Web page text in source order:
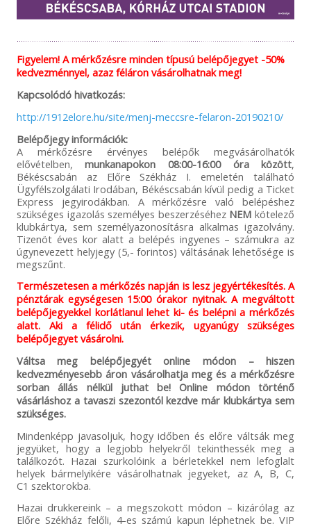
Figyelem! A mérkőzésre minden típusú belépőjegyet -50%
kedvezménnyel, azaz féláron vásárolhatnak meg!
Kapcsolódó hivatkozás:
http://1912elore.hu/site/menj-meccsre-felaron-20190210/
Belépőjegy információk:
A mérkőzésre érvényes belépők megvásárolhatók
elővételben,munkanapokon 08:00-16:00 óra között,
Békéscsabán az Előre Székház I. emeletén található
Ügyfélszolgálati Irodában, Békéscsabán kívül pedig a Ticket
Express jegyirodákban. A mérkőzésre való belépéshez
szükséges igazolás személyes beszerzéséhez NEMkötelező
klubkártya, sem személyazonosításra alkalmas igazolvány.
Tizenöt éves kor alatt a belépés ingyenes – számukra az
úgynevezett helyjegy (5,- forintos) váltásának lehetősége is
megszűnt.
Természetesen a mérkőzés napján is lesz jegyértékesítés. A
pénztárak egységesen 15:00 órakor nyitnak. A megváltott
belépőjegyekkel korlátlanul lehet ki- és belépni a mérkőzés
alatt. Aki a félidő után érkezik, ugyanúgy szükséges
belépőjegyet vásárolni.
Váltsa meg belépőjegyét online módon – hiszen
kedvezményesebb áron vásárolhatja meg és a mérkőzésre
sorban állás nélkül juthat be! Online módon történő
vásárláshoz a tavaszi szezontól kezdve már klubkártya sem
szükséges.
Mindenképp javasoljuk, hogy időben és előre váltsák meg
jegyüket, hogy a legjobb helyekről tekinthessék meg a
találkozót. Hazai szurkolóink a bérletekkel nem lefoglalt
helyek bármelyikére vásárolhatnak jegyeket, az A, B, C,
C1 szektorokba.
Hazai drukkereink – a megszokott módon – kizárólag az
Előre Székház felőli, 4-es számú kapun léphetnek be. VIP